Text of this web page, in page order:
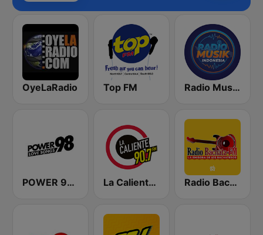
OyeLaRadio Top FM Radio Music Indonesia
POWER 98 LOVE SONGS La Caliente 90.7 FM Radio Bachata